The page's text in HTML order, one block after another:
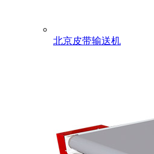
北京皮带输送机